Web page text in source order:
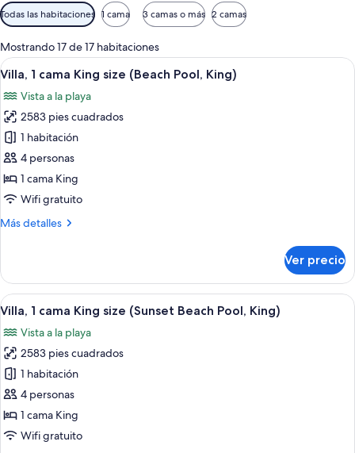
Filtros
disponibles
para
las
habitaciones
Todas las habitaciones 1 cama 3 camas o más 2 camas
Mostrando 17 de 17 habitaciones
Abrir
todas
las
fotos
de
Villa,
1
cama
size
King)
Un dormitorio moderno con una
8
Villa, 1 cama King size (Beach Pool, King)
Vista a la playa
2583 pies cuadrados
1 habitación
4 personas
1 cama King
Wifi gratuito
Más detalles
Más
1
cama
King
(Beach
Pool,
King)
Ver precio
Abrir
todas
las
fotos
de
Villa,
1
cama
Una habitación con un ventanal
8
Villa, 1 cama King size (Sunset Beach Pool, King)
Vista a la playa
2583 pies cuadrados
1 habitación
4 personas
1 cama King
Wifi gratuito